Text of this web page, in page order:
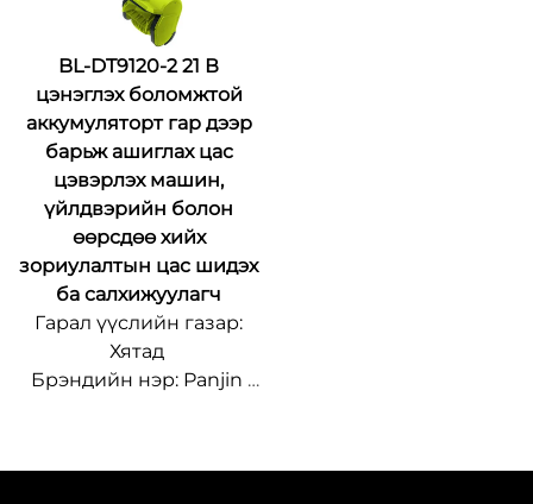
BL-DT9120-2 21 В
цэнэглэх боломжтой
аккумуляторт гар дээр
барьж ашиглах цас
цэвэрлэх машин,
үйлдвэрийн болон
өөрсдөө хийх
зориулалтын цас шидэх
ба салхижуулагч
Гарал үүслийн газар:
Хятад
Брэндийн нэр: Panjin
Хамгийн бага